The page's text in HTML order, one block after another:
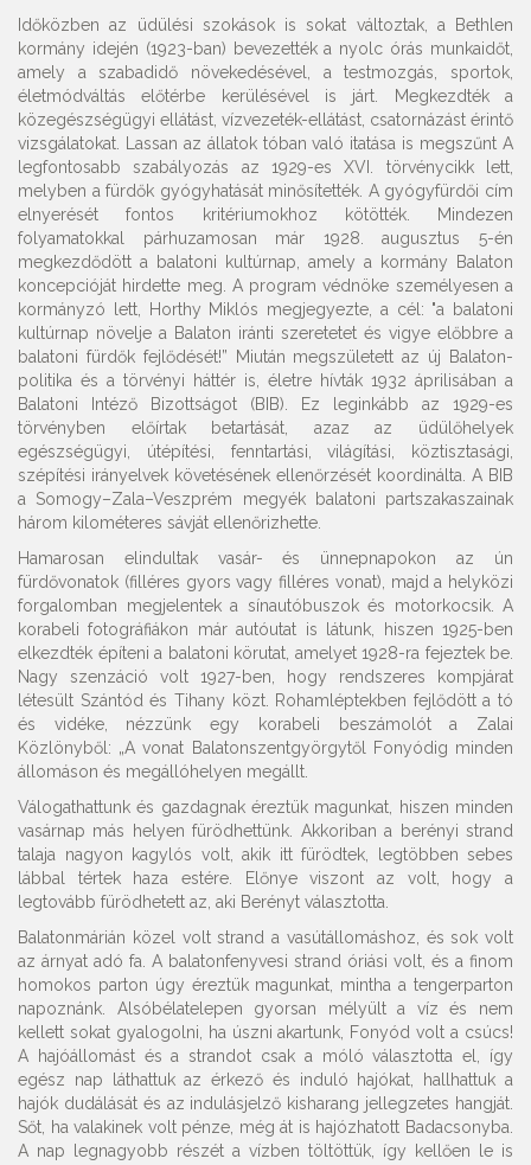
Időközben az üdülési szokások is sokat változtak, a Bethlen
kormány idején (1923-ban) bevezették a nyolc órás munkaidőt,
amely a szabadidő növekedésével, a testmozgás, sportok,
életmódváltás előtérbe kerülésével is járt. Megkezdték a
közegészségügyi ellátást, vízvezeték-ellátást, csatornázást érintő
vizsgálatokat. Lassan az állatok tóban való itatása is megszűnt A
legfontosabb szabályozás az 1929-es XVI. törvénycikk lett,
melyben a fürdők gyógyhatását minősítették. A gyógyfürdői cím
elnyerését fontos kritériumokhoz kötötték. Mindezen
folyamatokkal párhuzamosan már 1928. augusztus 5-én
megkezdődött a balatoni kultúrnap, amely a kormány Balaton
koncepcióját hirdette meg. A program védnöke személyesen a
kormányzó lett, Horthy Miklós megjegyezte, a cél: "a balatoni
kultúrnap növelje a Balaton iránti szeretetet és vigye előbbre a
balatoni fürdők fejlődését!” Miután megszületett az új Balaton-
politika és a törvényi háttér is, életre hívták 1932 áprilisában a
Balatoni Intéző Bizottságot (BIB). Ez leginkább az 1929-es
törvényben előírtak betartását, azaz az üdülőhelyek
egészségügyi, útépítési, fenntartási, világítási, köztisztasági,
szépítési irányelvek követésének ellenőrzését koordinálta. A BIB
a Somogy–Zala–Veszprém megyék balatoni partszakaszainak
három kilométeres sávját ellenőrizhette.
Hamarosan elindultak vasár- és ünnepnapokon az ún
fürdővonatok (filléres gyors vagy filléres vonat), majd a helyközi
forgalomban megjelentek a sínautóbuszok és motorkocsik. A
korabeli fotográfiákon már autóutat is látunk, hiszen 1925-ben
elkezdték építeni a balatoni körutat, amelyet 1928-ra fejeztek be.
Nagy szenzáció volt 1927-ben, hogy rendszeres kompjárat
létesült Szántód és Tihany közt. Rohamléptekben fejlődött a tó
és vidéke, nézzünk egy korabeli beszámolót a Zalai
Közlönyből: „A vonat Balatonszentgyörgytől Fonyódig minden
állomáson és megállóhelyen megállt.
Válogathattunk és gazdagnak éreztük magunkat, hiszen minden
vasárnap más helyen fürödhettünk. Akkoriban a berényi strand
talaja nagyon kagylós volt, akik itt fürödtek, legtöbben sebes
lábbal tértek haza estére. Előnye viszont az volt, hogy a
legtovább fürödhetett az, aki Berényt választotta.
Balatonmárián közel volt strand a vasútállomáshoz, és sok volt
az árnyat adó fa. A balatonfenyvesi strand óriási volt, és a finom
homokos parton úgy éreztük magunkat, mintha a tengerparton
napoznánk. Alsóbélatelepen gyorsan mélyült a víz és nem
kellett sokat gyalogolni, ha úszni akartunk, Fonyód volt a csúcs!
A hajóállomást és a strandot csak a móló választotta el, így
egész nap láthattuk az érkező és induló hajókat, hallhattuk a
hajók dudálását és az indulásjelző kisharang jellegzetes hangját.
Sőt, ha valakinek volt pénze, még át is hajózhatott Badacsonyba.
A nap legnagyobb részét a vízben töltöttük, így kellően le is